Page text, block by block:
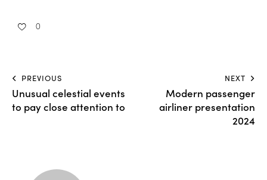
0
PREVIOUS
Unusual celestial events
to pay close attention to
NEXT
Modern passenger
airliner presentation
2024